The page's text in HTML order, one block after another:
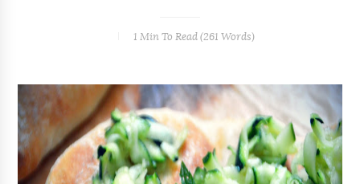
1 MinTo Read (261 Words)